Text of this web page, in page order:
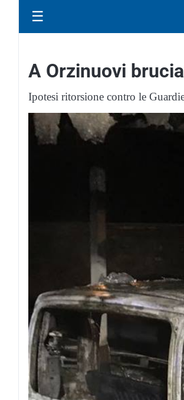
☰
A Orzinuovi
Ipotesi ritorsione contro le